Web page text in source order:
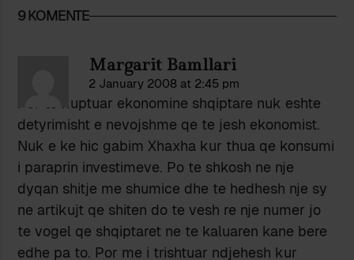
9 KOMENTE
Margarit Bamllari
2 January 2008 at 2:45 pm
Per te kuptuar ekonomine shqiptare nuk eshte
detyrimisht e nevojshme qe te jesh ekonomist.
Nuk e ke hic gabim Xhaxha kur thua qe konsumi
i paraprin investimeve. Po te shkosh ne nje
dyqan shitje me shumice dhe te hedhesh nje sy
ne artikujt qe shiten do te vesh re nje numer jo
te vogel qe shqiptaret ne te kaluaren kane bere
edhe pa to. Por me i trishtuar ndjehesh kur